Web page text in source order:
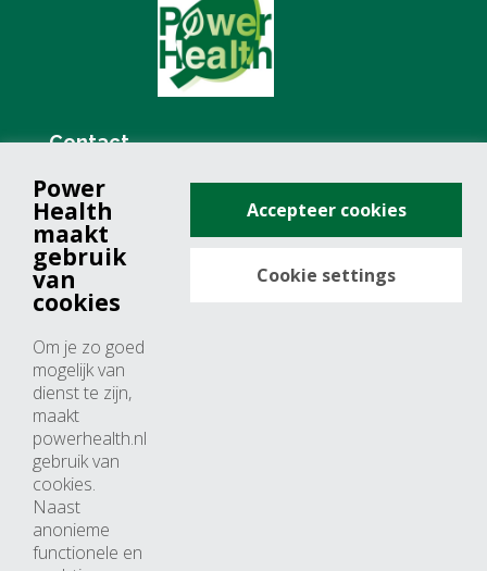
Contact
+31 (0)76 571 19 68
info@powerhealth.nl
Adresse
4817 ZH breda
Nederland
Horaires d’ouvertures
Du lundi au jeudi: 09:00 – 17:00
Vendredi: 09:00 – 15:00
Power
Health
maakt
gebruik
van
cookies
Om je zo goed
mogelijk van
dienst te zijn,
maakt
powerhealth.nl
gebruik van
cookies.
Naast
anonieme
functionele en
Accepteer cookies
Cookie settings